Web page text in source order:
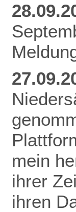
mein
ihrer
ihren